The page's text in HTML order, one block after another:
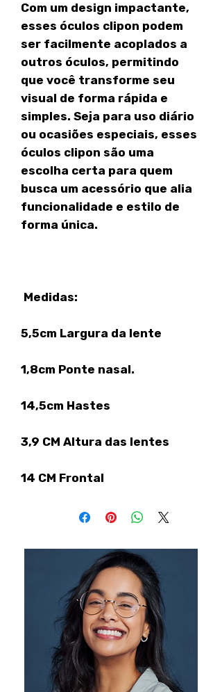
Com um design impactante,
esses óculos clipon podem
ser facilmente acoplados a
outros óculos, permitindo
que você transforme seu
visual de forma rápida e
simples. Seja para uso diário
ou ocasiões especiais, esses
óculos clipon são uma
escolha certa para quem
busca um acessório que alia
funcionalidade e estilo de
forma única.
Medidas:
5,5cm Largura da lente
1,8cm Ponte nasal.
14,5cm Hastes
3,9 CM Altura das lentes
14 CM Frontal